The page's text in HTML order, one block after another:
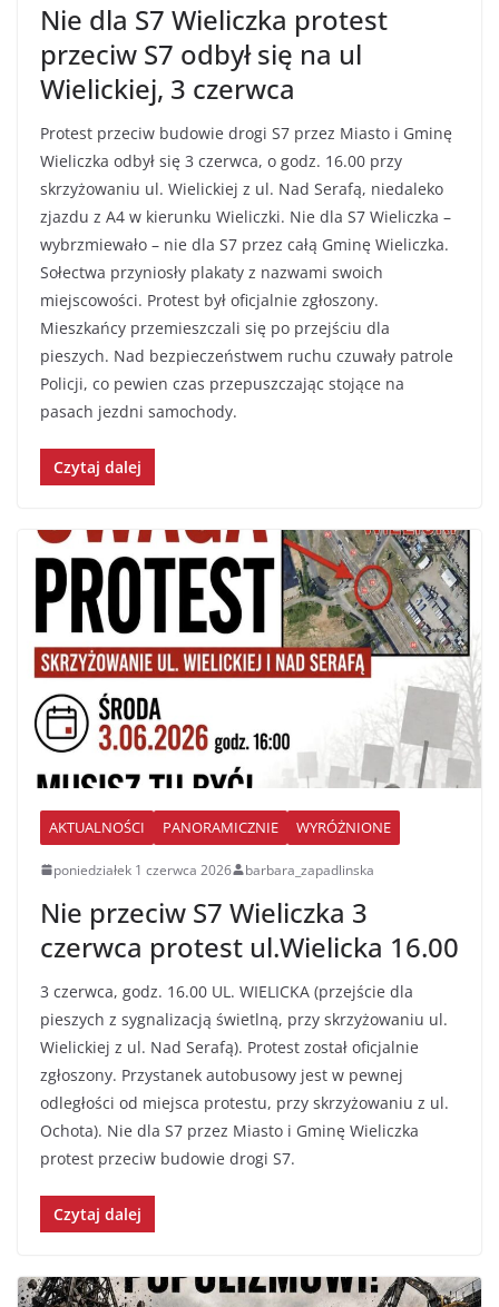
Nie dla S7 Wieliczka protest
przeciw S7 odbył się na ul
Wielickiej, 3 czerwca
Protest przeciw budowie drogi S7 przez Miasto i Gminę
Wieliczka odbył się 3 czerwca, o godz. 16.00 przy
skrzyżowaniu ul. Wielickiej z ul. Nad Serafą, niedaleko
zjazdu z A4 w kierunku Wieliczki. Nie dla S7 Wieliczka –
wybrzmiewało – nie dla S7 przez całą Gminę Wieliczka.
Sołectwa przyniosły plakaty z nazwami swoich
miejscowości. Protest był oficjalnie zgłoszony.
Mieszkańcy przemieszczali się po przejściu dla
pieszych. Nad bezpieczeństwem ruchu czuwały patrole
Policji, co pewien czas przepuszczając stojące na
pasach jezdni samochody.
Czytaj dalej
AKTUALNOŚCI PANORAMICZNIE WYRÓŻNIONE
poniedziałek 1 czerwca 2026 barbara_zapadlinska
Nie przeciw S7 Wieliczka 3
czerwca protest ul.Wielicka 16.00
3 czerwca, godz. 16.00 UL. WIELICKA (przejście dla
pieszych z sygnalizacją świetlną, przy skrzyżowaniu ul.
Wielickiej z ul. Nad Serafą). Protest został oficjalnie
zgłoszony. Przystanek autobusowy jest w pewnej
odległości od miejsca protestu, przy skrzyżowaniu z ul.
Ochota). Nie dla S7 przez Miasto i Gminę Wieliczka
protest przeciw budowie drogi S7.
Czytaj dalej